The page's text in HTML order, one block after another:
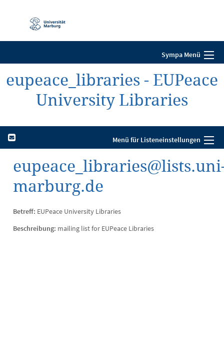
Navigation
Sympa Menü
eupeace_libraries - EUPeace
University Libraries
Menü für Listeneinstellungen
marburg.de
Betreff: EUPeace University Libraries
Beschreibung: mailing list for EUPeace Libraries